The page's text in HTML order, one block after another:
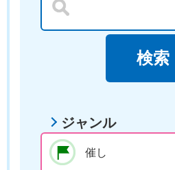
ジャンル
催し